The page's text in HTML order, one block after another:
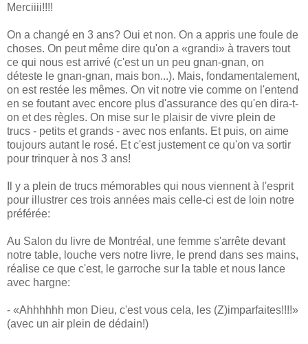
Merciiii!!!!
On a changé en 3 ans? Oui et non. On a appris une foule de
choses. On peut même dire qu'on a «grandi» à travers tout
ce qui nous est arrivé (c'est un un peu gnan-gnan, on
déteste le gnan-gnan, mais bon...). Mais, fondamentalement,
on est restée les mêmes. On vit notre vie comme on l'entend
en se foutant avec encore plus d'assurance des qu'en dira-t-
on et des règles. On mise sur le plaisir de vivre plein de
trucs - petits et grands - avec nos enfants. Et puis, on aime
toujours autant le rosé. Et c'est justement ce qu'on va sortir
pour trinquer à nos 3 ans!
Il y a plein de trucs mémorables qui nous viennent à l'esprit
pour illustrer ces trois années mais celle-ci est de loin notre
préférée:
Au Salon du livre de Montréal, une femme s'arrête devant
notre table, louche vers notre livre, le prend dans ses mains,
réalise ce que c'est, le garroche sur la table et nous lance
avec hargne:
- «Ahhhhhh mon Dieu, c'est vous cela, les (Z)imparfaites!!!!»
(avec un air plein de dédain!)